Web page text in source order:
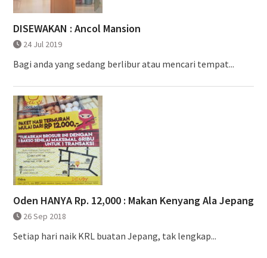
DISEWAKAN : Ancol Mansion
24 Jul 2019
Bagi anda yang sedang berlibur atau mencari tempat...
Oden HANYA Rp. 12,000 : Makan Kenyang Ala Jepang
26 Sep 2018
Setiap hari naik KRL buatan Jepang, tak lengkap...